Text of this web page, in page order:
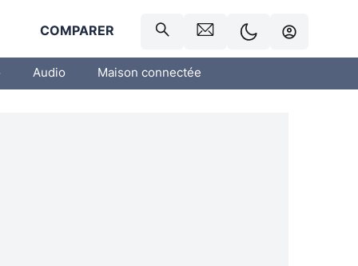
COMPARER
Audio Maison connectée